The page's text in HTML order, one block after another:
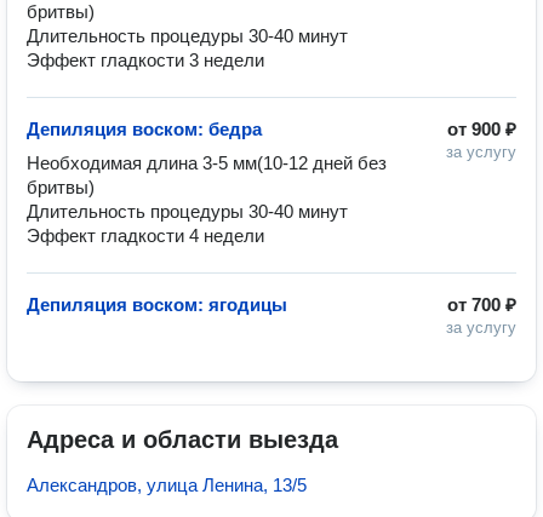
бритвы)
Длительность процедуры 30-40 минут
Эффект гладкости 3 недели
от 900 ₽
за услугу
Депиляция воском: бедра
Необходимая длина 3-5 мм(10-12 дней без
бритвы)
Длительность процедуры 30-40 минут
Эффект гладкости 4 недели
от 700 ₽
за услугу
Депиляция воском: ягодицы
Адреса и области выезда
Александров, улица Ленина, 13/5